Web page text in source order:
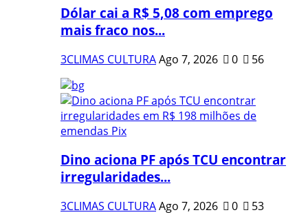
Dólar cai a R$ 5,08 com emprego
mais fraco nos...
3CLIMAS CULTURAAgo 7, 2026 0 56
Dino aciona PF após TCU encontrar
irregularidades...
3CLIMAS CULTURAAgo 7, 2026 0 53